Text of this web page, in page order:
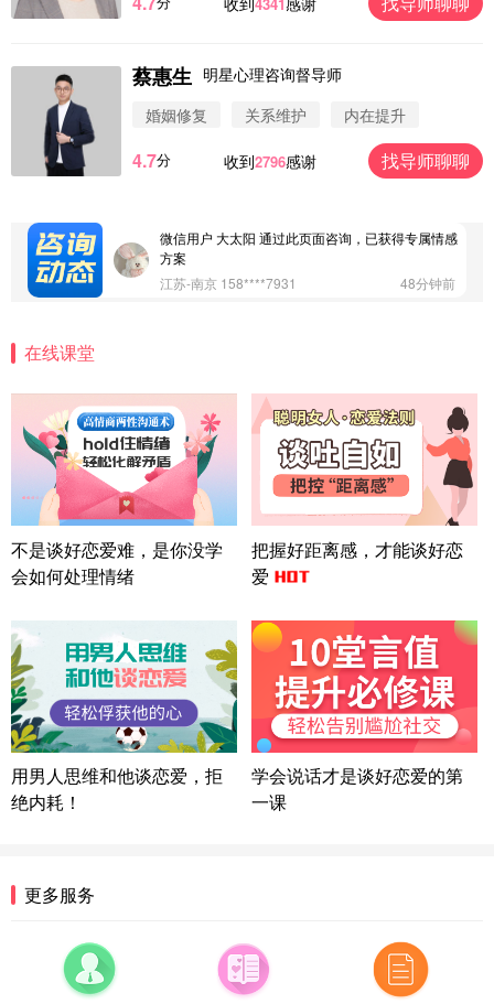
4341
蔡惠生 明星心理咨询督导师
婚姻修复
关系维护 内在提升
4.7分 收到2796感谢 找导师聊聊
微信用户 圆圈 通过此页面咨询，已获得专属情感方
案
微信用户 Vnno 通过此页面咨询，已获得专属情感方
微信用户 大太阳 通过此页面咨询，已获得专属情感
方案
江苏-南京 158****7931
48分钟前
情感方案
北京-朝阳 151****3189
22分钟前
微信用户 巧?媚儿 通过此页面咨询，已获得专属情感
方案
上海-浦东 177****9074
56分钟前
微信用户 Liberty 通过此页面咨询，已获得专属情感
方案
广东-广州 188****5632
湖北-武汉 135****7410
41分钟前
微信用户 困困魚? 通过此页面咨询，已获得专属情感
方案
陕西-西安 139****6283
3分钟前
情感方案
浙江-宁波 150****8921
福建-厦门 159****4462
53分钟前
微信用户 凌乱小羊 通过此页面咨询，已获得专属情
在线课堂
不是谈好恋爱难，是你没学
会如何处理情绪
把握好距离感，才能谈好恋
爱
用男人思维和他谈恋爱，拒
绝内耗！
学会说话才是谈好恋爱的第
一课
更多服务